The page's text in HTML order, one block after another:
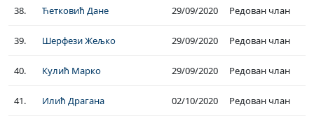
38. Ћетковић Дане 29/09/2020 Редован члан
39. Шерфези Жељко 29/09/2020 Редован члан
40. Кулић Марко 29/09/2020 Редован члан
41. Илић Драгана 02/10/2020 Редован члан